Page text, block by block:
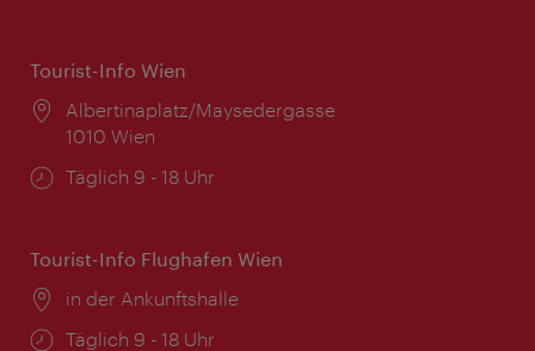
Tourist-Info Wien
Ort:
Albertinaplatz/Maysedergasse
1010 Wien
Öffnungszeiten:
Täglich 9 - 18 Uhr
Tourist-Info Flughafen Wien
Ort:
in der Ankunftshalle
Öffnungszeiten:
Täglich 9 - 18 Uhr